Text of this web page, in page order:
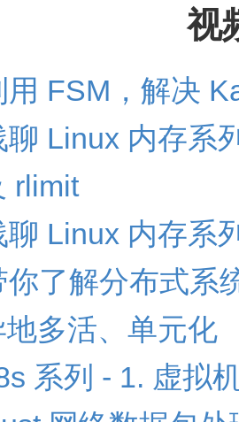
视
用 FSM，解决
聊 Linux 内存系
rlimit
聊 Linux 内存系
你了解分布式系
多活、单元化
系列 - 1. 虚拟